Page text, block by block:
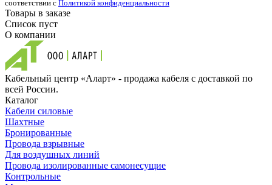
соответствии с Политикой конфиденциальности
Товары в заказе
Список пуст
О компании
Кабельный центр «Аларт» - продажа кабеля с доставкой по
всей России.
Каталог
Кабели силовые
Шахтные
Бронированные
Провода взрывные
Для воздушных линий
Провода изолированные самонесущие
Контрольные